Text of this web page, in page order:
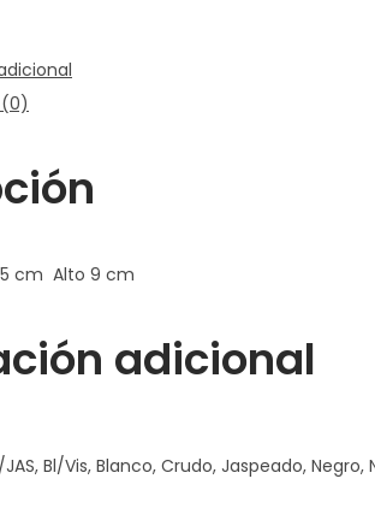
cm Alto 9 cm
adicional
JAS, Bl/Vis, Blanco, Crudo, Jaspeado, Negro,